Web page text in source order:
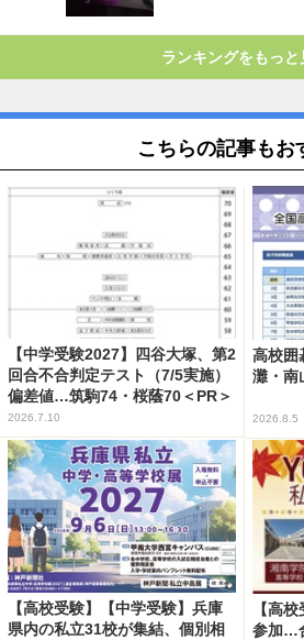
ランキングをもっと
こちらの記事もお
【中学受験2027】四谷大塚、第2
回合不合判定テスト（7/5実施）
偏差値…筑駒74・桜蔭70＜PR＞
2026.7.10
高校囲
灘・南
2026.8.5
【高校受験】【中学受験】兵庫
県内の私立31校が集結、個別相
【高
参加…